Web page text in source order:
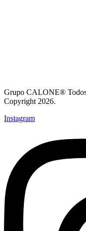
Grupo CALONE®
Copyright 2026.
Instagram